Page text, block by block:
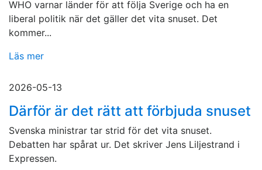
WHO varnar länder för att följa Sverige och ha en
liberal politik när det gäller det vita snuset. Det
kommer...
Läs mer
2026-05-13
Därför är det rätt att förbjuda snuset
Svenska ministrar tar strid för det vita snuset.
Debatten har spårat ur. Det skriver Jens Liljestrand i
Expressen.